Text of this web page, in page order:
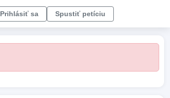
Prihlásiť sa Spustiť petíciu